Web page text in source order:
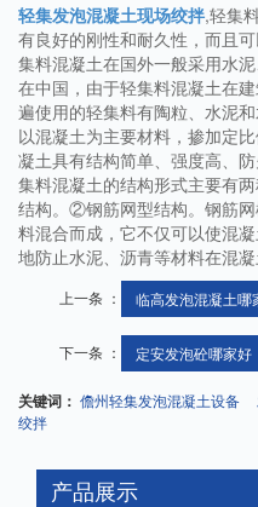
轻集发泡混凝土现场绞拌,轻集
有良好的刚性和耐久性，而且
集料混凝土在国外一般采用水
在中国，由于轻集料混凝土在
遍使用的轻集料有陶粒、水泥
以混凝土为主要材料，掺加定
凝土具有结构简单、强度高、
集料混凝土的结构形式主要有
结构。②钢筋网型结构。钢筋
料混合而成，它不仅可以使混
地防止水泥、沥青等材料在混凝
上一条 ： 临高发泡混凝土哪
下一条 ： 定安发泡砼哪家好
关键词： 儋州轻集发泡混凝土设备
绞拌
产品展示